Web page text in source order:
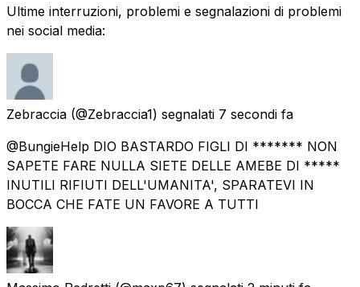
Ultime interruzioni, problemi e segnalazioni di problemi
nei social media:
Zebraccia (@Zebraccia1) segnalati 7 secondi fa
@BungieHelp DIO BASTARDO FIGLI DI ******* NON
SAPETE FARE NULLA SIETE DELLE AMEBE DI *****
INUTILI RIFIUTI DELL'UMANITA', SPARATEVI IN
BOCCA CHE FATE UN FAVORE A TUTTI